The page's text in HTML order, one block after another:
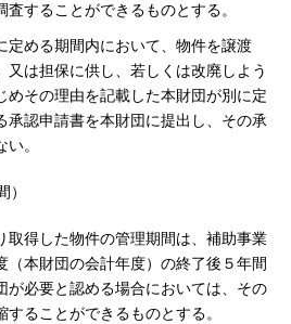
査することができるものとする。
める期間内において、物件を譲渡
又は担保に供し、若しくは改廃しよう
めその理由を記載した本財団が別に定
承認申請書を本財団に提出し、その承
。
）
得した物件の管理期間は、補助事業
（本財団の会計年度）の終了後５年間
が必要と認める場合においては、その
ることができるものとする。